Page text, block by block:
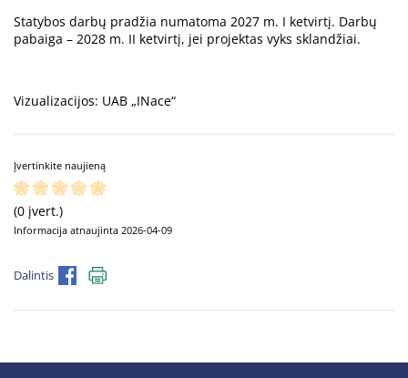
Statybos darbų pradžia numatoma 2027 m. I ketvirtį. Darbų
pabaiga – 2028 m. II ketvirtį, jei projektas vyks sklandžiai.
Vizualizacijos: UAB „INace“
Įvertinkite naujieną
(0 įvert.)
Informacija atnaujinta 2026-04-09
Dalintis